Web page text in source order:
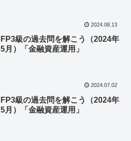
2024.08.13
FP3級の過去問を解こう（2024年
5月）「金融資産運用」
2024.07.02
FP3級の過去問を解こう（2024年
5月）「金融資産運用」